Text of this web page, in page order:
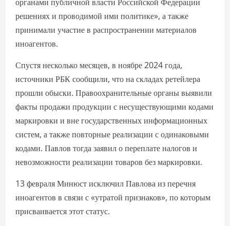
решениях и проводимой ими политике», а также
принимали участие в распространении материалов
иноагентов.
Спустя несколько месяцев, в ноябре 2024 года,
источники РБК сообщили, что на складах ретейлера
прошли обыски. Правоохранительные органы выявили
факты продажи продукции с несуществующими кодами
маркировки и вне государственных информационных
систем, а также повторные реализации с одинаковыми
кодами. Павлов тогда заявил о переплате налогов и
невозможности реализации товаров без маркировки.
13 февраля Минюст исключил Павлова из перечня
иноагентов в связи с «утратой признаков», по которым
присваивается этот статус.